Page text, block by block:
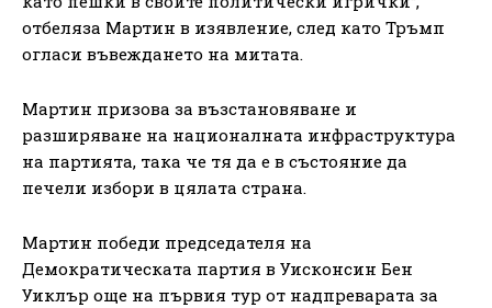
отбеляза Мартин в изявление, след като Тръмп
огласи въвеждането на митата.
Мартин призова за възстановяване и
разширяване на националната инфраструктура
на партията, така че тя да е в състояние да
печели избори в цялата страна.
Мартин победи председателя на
Демократическата партия в Уисконсин Бен
Уиклър още на първия тур от надпреварата за